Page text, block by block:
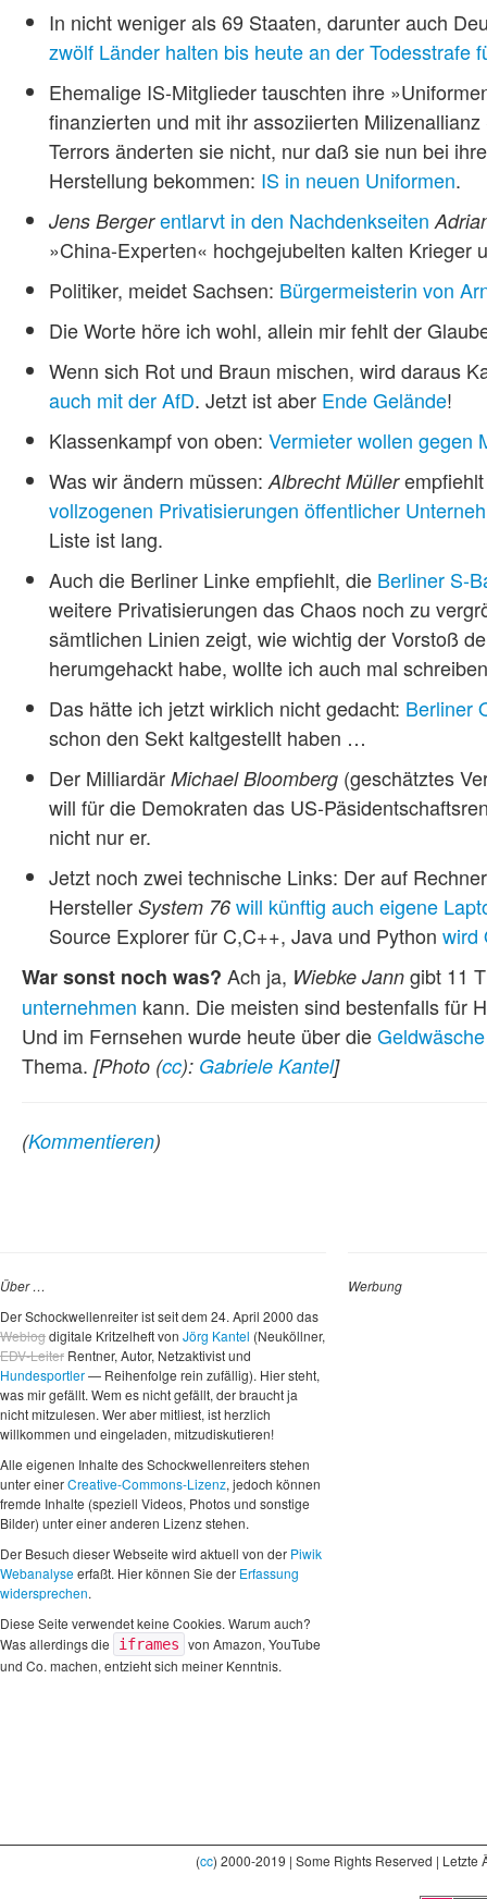
In nicht weniger als 69 Staaten, darunter auch
zwölf Länder halten bis heute an der Todesstrafe
Ehemalige IS-Mitglieder tauschten ihre
finanzierten und mit ihr assoziierten
Terrors änderten sie nicht, nur daß sie nun bei
Herstellung bekommen: IS in neuen Uniformen.
Jens Berger entlarvt in den Nachdenkseiten
»China-Experten« hochgejubelten kalten Krieger
Politiker, meidet Sachsen: Bürgermeisterin von
Die Worte höre ich wohl, allein mir fehlt der
Wenn sich Rot und Braun mischen, wird daraus
auch mit der AfD. Jetzt ist aber Ende Gelände!
Klassenkampf von oben: Vermieter wollen gegen
Was wir ändern müssen: Albrecht Müller
vollzogenen Privatisierungen öffentlicher
Liste ist lang.
Auch die Berliner Linke empfiehlt, die Berliner S-
weitere Privatisierungen das Chaos noch zu
sämtlichen Linien zeigt, wie wichtig der Vorstoß
herumgehackt habe, wollte ich auch mal
Das hätte ich jetzt wirklich nicht gedacht: Berliner
schon den Sekt kaltgestellt haben …
Der Milliardär Michael Bloomberg (geschätztes
will für die Demokraten das US-
nicht nur er.
Jetzt noch zwei technische Links: Der auf
Hersteller System 76 will künftig auch eigene
Source Explorer für C,C++, Java und Python wird
War sonst noch was? Ach ja, Wiebke Jann gibt 11
unternehmen kann. Die meisten sind bestenfalls für
Und im Fernsehen wurde heute über die
Thema. [Photo (cc): Gabriele Kantel]
(Kommentieren)
Über …
Der Schockwellenreiter ist seit dem 24. April 2000 das
Weblogdigitale Kritzelheft von Jörg Kantel (Neuköllner,
EDV-Leiter Rentner, Autor, Netzaktivist und
Hundesportler— Reihenfolge rein zufällig). Hier steht,
was mir gefällt. Wem es nicht gefällt, der braucht ja
nicht mitzulesen. Wer aber mitliest, ist herzlich
willkommen und eingeladen, mitzudiskutieren!
Alle eigenen Inhalte des Schockwellenreiters stehen
unter einerCreative-Commons-Lizenz, jedoch können
fremde Inhalte (speziell Videos, Photos und sonstige
Bilder) unter einer anderen Lizenz stehen.
Der Besuch dieser Webseite wird aktuell von der Piwik
Webanalyseerfaßt. Hier können Sie der Erfassung
widersprechen.
Diese Seite verwendet keine Cookies. Warum auch?
Was allerdings die
iframes von Amazon, YouTube
und Co. machen, entzieht sich meiner Kenntnis.
Werbung
(cc) 2000-2019 | Some Rights Reserved |